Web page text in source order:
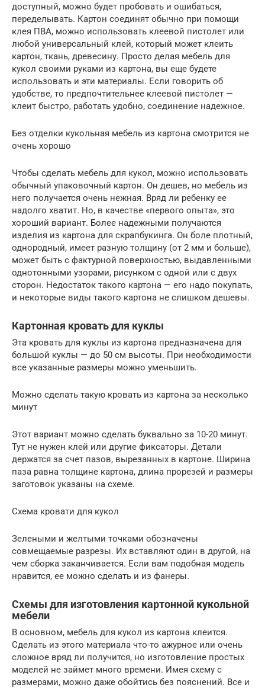
доступный, можно будет пробовать и ошибаться,
переделывать. Картон соединят обычно при помощи
клея ПВА, можно использовать клеевой пистолет или
любой универсальный клей, который может клеить
картон, ткань, древесину. Просто делая мебель для
кукол своими руками из картона, вы еще будете
использовать и эти материалы. Если говорить об
удобстве, то предпочтительнее клеевой пистолет —
клеит быстро, работать удобно, соединение надежное.
Без отделки кукольная мебель из картона смотрится не
очень хорошо
Чтобы сделать мебель для кукол, можно использовать
обычный упаковочный картон. Он дешев, но мебель из
него получается очень нежная. Вряд ли ребенку ее
надолго хватит. Но, в качестве «первого опыта», это
хороший вариант. Более надежными получаются
изделия из картона для скрапбукинга. Он боле плотный,
однородный, имеет разную толщину (от 2 мм и больше),
может быть с фактурной поверхностью, выдавленными
однотонными узорами, рисунком с одной или с двух
сторон. Недостаток такого картона — его надо покупать,
и некоторые виды такого картона не слишком дешевы.
Картонная кровать для куклы
Эта кровать для куклы из картона предназначена для
большой куклы — до 50 см высоты. При необходимости
все указанные размеры можно уменьшить.
Можно сделать такую кровать из картона за несколько
минут
Этот вариант можно сделать буквально за 10-20 минут.
Тут не нужен клей или другие фиксаторы. Детали
держатся за счет пазов, вырезанных в картоне. Ширина
паза равна толщине картона, длина прорезей и размеры
заготовок указаны на схеме.
Схема кровати для кукол
Зелеными и желтыми точками обозначены
совмещаемые разрезы. Их вставляют один в другой, на
чем сборка заканчивается. Если вам подобная модель
нравится, ее можно сделать и из фанеры.
Схемы для изготовления картонной кукольной
мебели
В основном, мебель для кукол из картона клеится.
Сделать из этого материала что-то ажурное или очень
сложное вряд ли получится, но изготовление простых
моделей не займет много времени. Имея схему с
размерами, можно даже обойтись без пояснений. Все и